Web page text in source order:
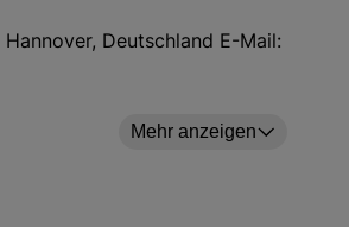
Deutschland E-Mail:
Mehr anzeigen